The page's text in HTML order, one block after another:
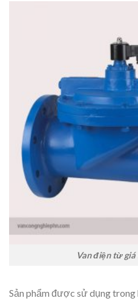
Van điện từ
Sản phẩm được sử dụng trong